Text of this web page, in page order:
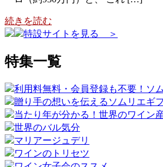
続きを読む
特設サイトを見る ＞
特集一覧
利用料無料・会員登録も不要！ソ
贈り手の想いを伝えるソムリエギ
当たり年が分かる！世界のワイン
世界のバル気分
マリアージュデリ
ワインのトリセツ